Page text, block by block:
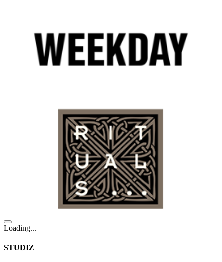
Loading...
STUDIZ